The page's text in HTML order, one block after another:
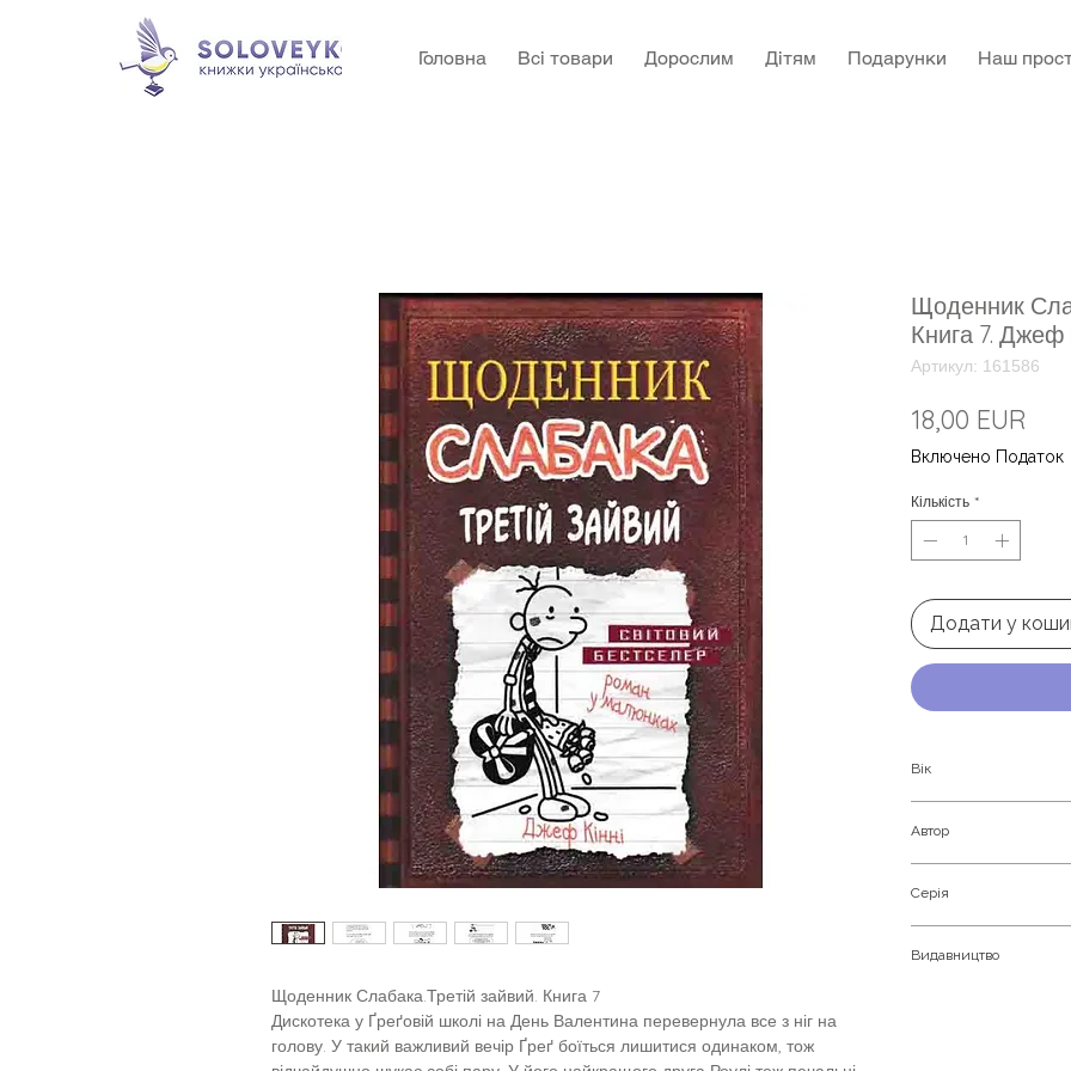
Головна Всі товари Дорослим Дітям Подарунки Наш
Щоденник Слабака.Третій зайвий. Книга 7
Дискотека у Ґреґовій школі на День Валентина перевернула все з ніг на
голову. У такий важливий вечір Ґреґ боїться лишитися одинаком, тож
Щоденник
Книга 7. Джеф
Артикул: 161586
18,00 EUR
Включено Податок
Кількість *
Додати у
Вік
Автор
Серія
Видавництво